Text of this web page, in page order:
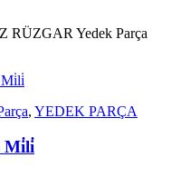
RÜZGAR Yedek Parça
, YEDEK PARÇA
Mi̇li̇